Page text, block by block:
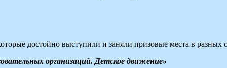
достойно выступили и заняли призовые места в разных
организаций. Детское движение»